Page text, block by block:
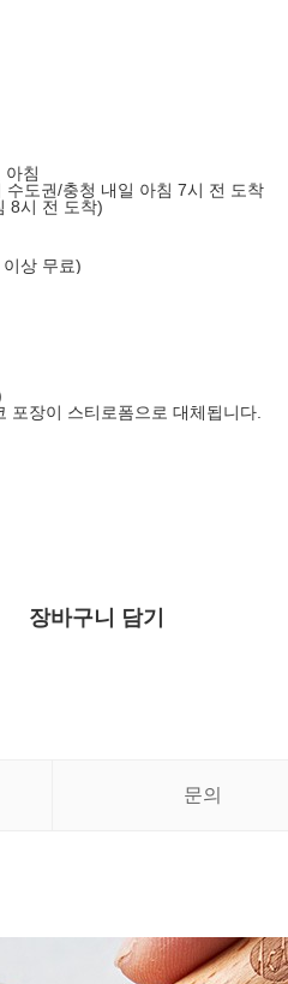
아침
수도권/충청 내일 아침 7시 전 도착
8시 전 도착)
상 무료)
포장이 스티로폼으로 대체됩니다.
장바구니 담기
문의